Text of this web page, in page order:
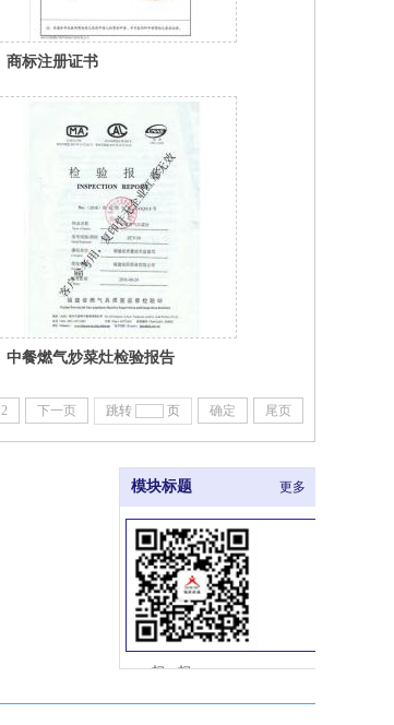
商标注册证书
中餐燃气炒菜灶检验报告
2 下一页 跳转 页 确定 尾页
模块标题 更多
扫一扫